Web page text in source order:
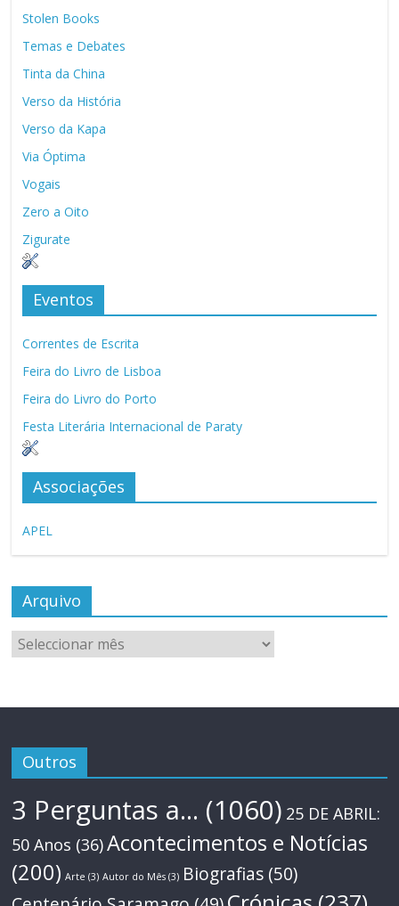
Stolen Books
Temas e Debates
Tinta da China
Verso da História
Verso da Kapa
Via Óptima
Vogais
Zero a Oito
Zigurate
Eventos
Correntes de Escrita
Feira do Livro de Lisboa
Feira do Livro do Porto
Festa Literária Internacional de Paraty
Associações
APEL
Arquivo
Arquivo
Outros
3 Perguntas a... (1060) 25 DE ABRIL:
50 Anos (36)Acontecimentos e Notícias
(200) Arte (3) Autor do Mês (3) Biografias (50)